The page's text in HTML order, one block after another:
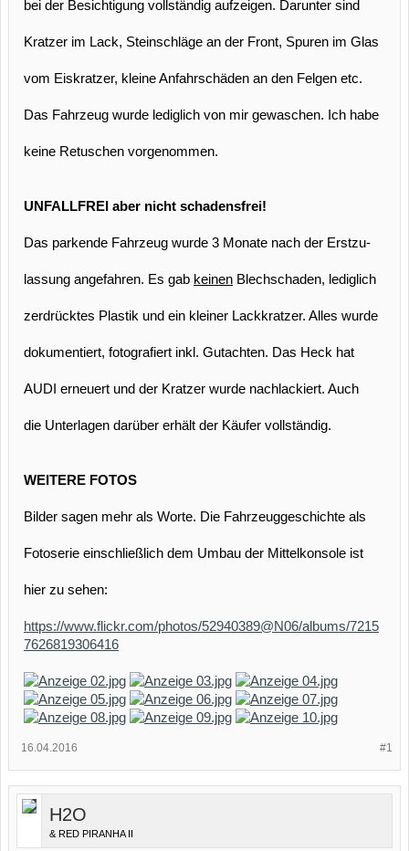
bei der Besichtigung vollständig aufzeigen. Darunter sind
Kratzer im Lack, Steinschläge an der Front, Spuren im Glas
vom Eiskratzer, kleine Anfahrschäden an den Felgen etc.
Das Fahrzeug wurde lediglich von mir gewaschen. Ich habe
keine Retuschen vorgenommen.
UNFALLFREI aber nicht schadensfrei!
Das parkende Fahrzeug wurde 3 Monate nach der Erstzu-
lassung angefahren. Es gab keinen Blechschaden, lediglich
zerdrücktes Plastik und ein kleiner Lackkratzer. Alles wurde
dokumentiert, fotografiert inkl. Gutachten. Das Heck hat
AUDI erneuert und der Kratzer wurde nachlackiert. Auch
die Unterlagen darüber erhält der Käufer vollständig.
WEITERE FOTOS
Bilder sagen mehr als Worte. Die Fahrzeuggeschichte als
Fotoserie einschließlich dem Umbau der Mittelkonsole ist
hier zu sehen:
https://www.flickr.com/photos/52940389@N06/albums/7215
7626819306416
#1
16.04.2016
H2O
& RED PIRANHA II